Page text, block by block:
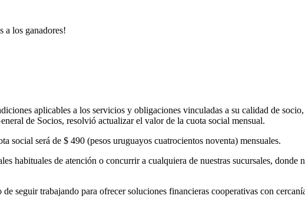
a los ganadores!
aplicables a los servicios y obligaciones vinculadas a su calidad de
de Socios, resolvió actualizar el valor de la cuota social mensual.
social será de $ 490 (pesos uruguayos cuatrocientos noventa) mensuales.
habituales de atención o concurrir a cualquiera de nuestras sucursales, donde
seguir trabajando para ofrecer soluciones financieras cooperativas con